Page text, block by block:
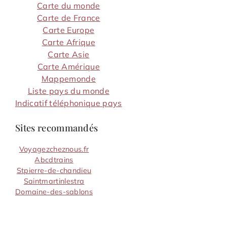
Carte du monde
Carte de France
Carte Europe
Carte Afrique
Carte Asie
Carte Amérique
Mappemonde
Liste pays du monde
Indicatif téléphonique pays
Sites recommandés
Voyagezcheznous.fr
Abcdtrains
Stpierre-de-chandieu
Saintmartinlestra
Domaine-des-sablons